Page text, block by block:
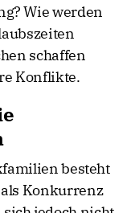
Wie werden
schaffen
Konflikte.
besteht
Konkurrenz